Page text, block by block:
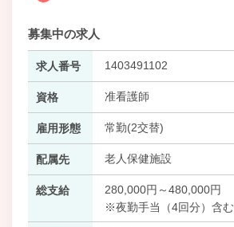
募集中の求人
求人番号 1403491102
資格 准看護師
雇用形態 常勤(2交替)
配属先 老人保健施設
総支給
280,000円～480,000円
※夜勤手当（4回分）含む